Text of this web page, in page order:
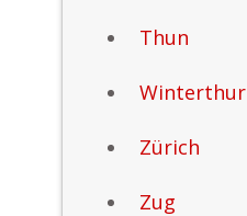
Thun
Winterthur
Zürich
Zug